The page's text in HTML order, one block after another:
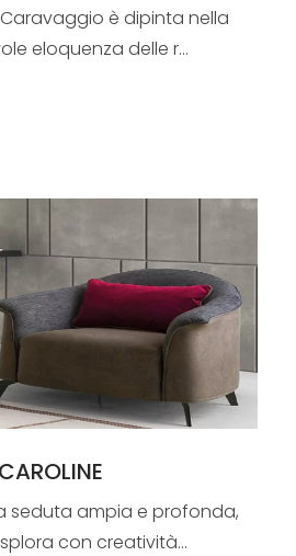
è dipinta nella
eloquenza delle r...
CAROLINE
seduta ampia e profonda,
con creatività...